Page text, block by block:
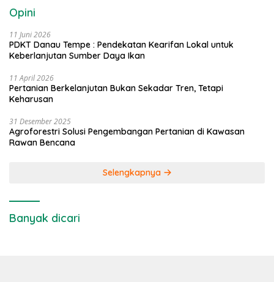
Opini
11 Juni 2026
PDKT Danau Tempe : Pendekatan Kearifan Lokal untuk
Keberlanjutan Sumber Daya Ikan
11 April 2026
Pertanian Berkelanjutan Bukan Sekadar Tren, Tetapi
Keharusan
31 Desember 2025
Agroforestri Solusi Pengembangan Pertanian di Kawasan
Rawan Bencana
Selengkapnya
Banyak dicari